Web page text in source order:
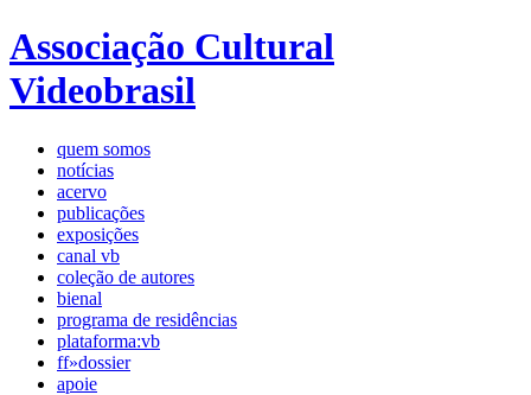
Associação Cultural
Videobrasil
quem somos
notícias
acervo
publicações
exposições
canal vb
coleção de autores
bienal
programa de residências
plataforma:vb
ff»dossier
apoie